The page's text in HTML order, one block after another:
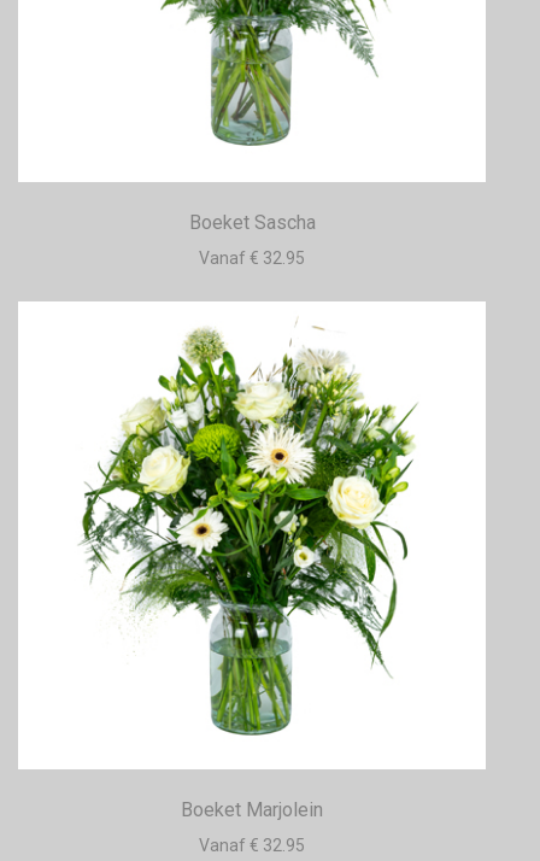
Boeket Sascha
Vanaf € 32.95
Boeket Marjolein
Vanaf € 32.95